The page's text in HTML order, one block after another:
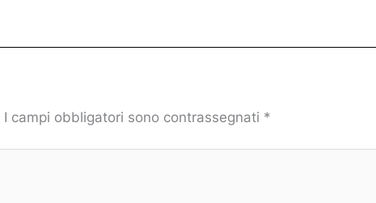
I campi obbligatori sono contrassegnati *